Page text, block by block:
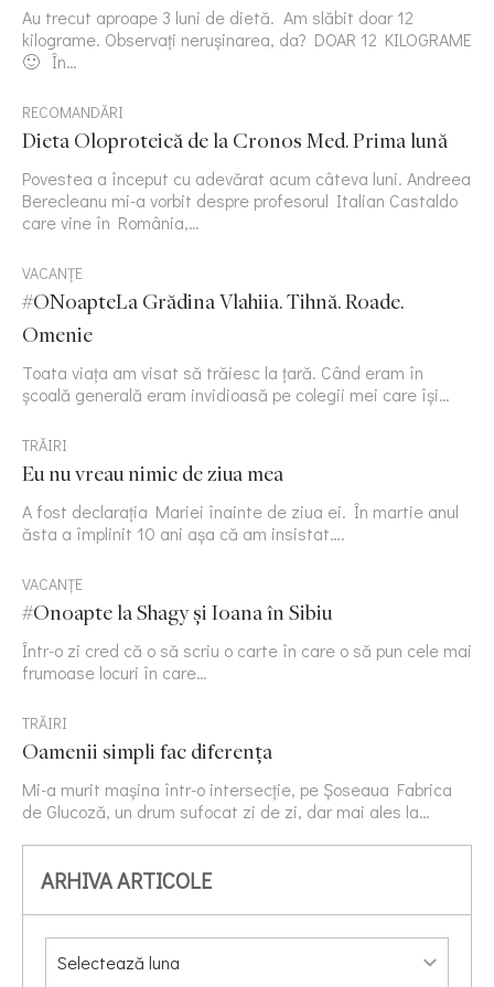
Au trecut aproape 3 luni de dietă. Am slăbit doar 12
kilograme. Observați nerușinarea, da? DOAR 12 KILOGRAME
🙂 În…
RECOMANDĂRI
Dieta Oloproteică de la Cronos Med. Prima lună
Povestea a început cu adevărat acum câteva luni. Andreea
Berecleanu mi-a vorbit despre profesorul Italian Castaldo
care vine în România,…
VACANȚE
#ONoapteLa Grădina Vlahiia. Tihnă. Roade.
Omenie
Toata viața am visat să trăiesc la țară. Când eram în
școală generală eram invidioasă pe colegii mei care își…
TRĂIRI
Eu nu vreau nimic de ziua mea
A fost declarația Mariei înainte de ziua ei. În martie anul
ăsta a împlinit 10 ani așa că am insistat….
VACANȚE
#Onoapte la Shagy și Ioana în Sibiu
Într-o zi cred că o să scriu o carte în care o să pun cele mai
frumoase locuri în care…
TRĂIRI
Oamenii simpli fac diferența
Mi-a murit mașina într-o intersecție, pe Șoseaua Fabrica
de Glucoză, un drum sufocat zi de zi, dar mai ales la…
ARHIVA ARTICOLE